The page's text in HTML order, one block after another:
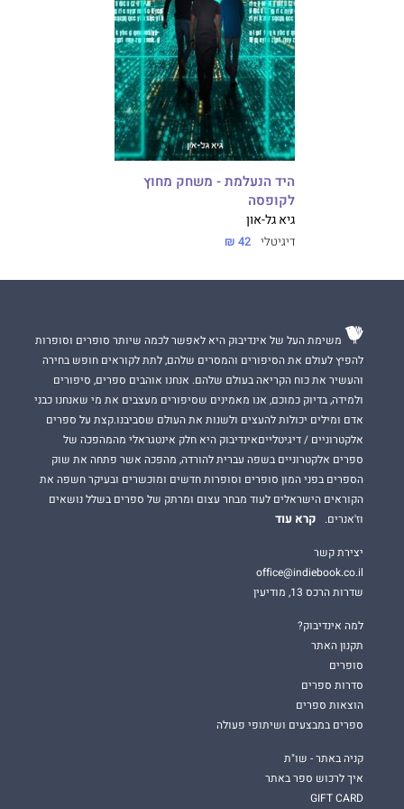
היד הנעלמת - משחק מחוץ
לקופסה
גיא גל-און
דיגיטלי 42 ₪
משימת העל של אינדיבוק היא לאפשר לכמה שיותר סופרים וסופרות
להפיץ לעולם את הסיפורים והמסרים שלהם, לתת לקוראים חופש בחירה
והעשיר את כוח הקריאה בעולם שלהם. אנחנו אוהבים ספרים, סיפורים
ולמידה, בדיוק כמוכם, אנו מאמינים שסיפורים מעצבים את מי שאנחנו כבני
אדם ומילים יכולות להעצים ולשנות את העולם שסביבנו.קצת על ספרים
אלקטרוניים / דיגיטלייםאינדיבוק היא חלק אינטגראלי מהמהפכה של
ספרים אלקטרוניים בשפה עברית להורדה, מהפכה אשר פתחה את שוק
הספרים בפני המון סופרים וסופרות חדשים ומוכשרים ובעיקר חשפה את
הקוראים הישראלים לעוד מבחר עצום ומרתק של ספרים בשלל נושאים
וז'אנרים.
קרא עוד
יצירת קשר
office@indiebook.co.il
שדרות הרכס 13, מודיעין
למה אינדיבוק?
תקנון האתר
סופרים
סדרות ספרים
הוצאות ספרים
ספרים במבצעים ושיתופי פעולה
קניה באתר - שו"ת
איך לרכוש ספר באתר
GIFT CARD